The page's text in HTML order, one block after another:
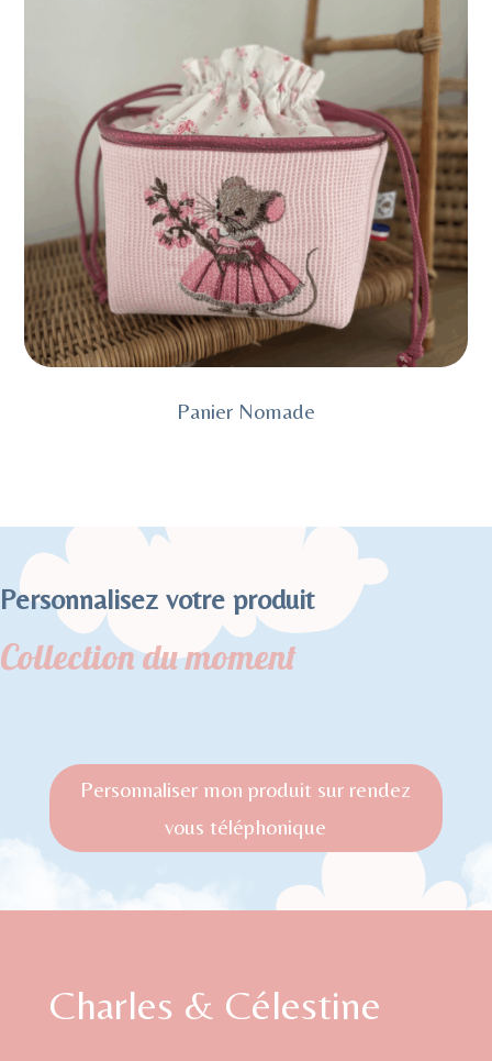
Panier Nomade
Personnalisez votre produit
Collection du moment
Personnaliser mon produit sur rendez
vous téléphonique
Charles & Célestine